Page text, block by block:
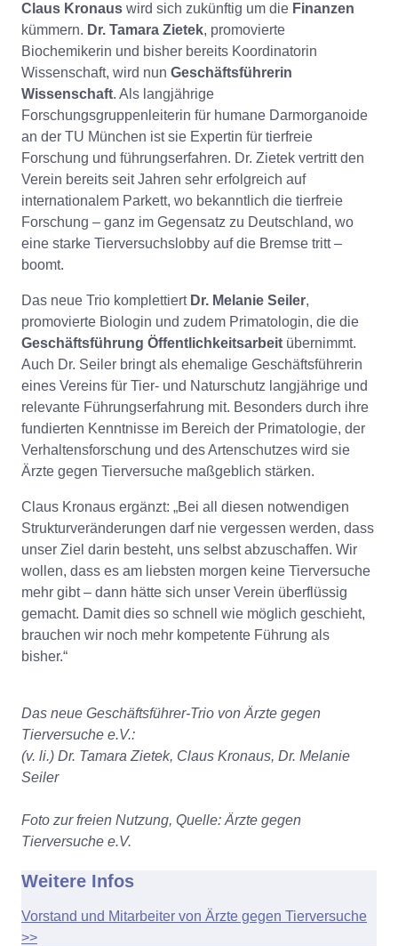
Claus Kronaus wird sich zukünftig um die Finanzen
kümmern. Dr. Tamara Zietek, promovierte
Biochemikerin und bisher bereits Koordinatorin
Wissenschaft, wird nun Geschäftsführerin
Wissenschaft. Als langjährige
Forschungsgruppenleiterin für humane Darmorganoide
an der TU München ist sie Expertin für tierfreie
Forschung und führungserfahren. Dr. Zietek vertritt den
Verein bereits seit Jahren sehr erfolgreich auf
internationalem Parkett, wo bekanntlich die tierfreie
Forschung – ganz im Gegensatz zu Deutschland, wo
eine starke Tierversuchslobby auf die Bremse tritt –
boomt.
Das neue Trio komplettiert Dr. Melanie Seiler,
promovierte Biologin und zudem Primatologin, die die
Geschäftsführung Öffentlichkeitsarbeit übernimmt.
Auch Dr. Seiler bringt als ehemalige Geschäftsführerin
eines Vereins für Tier- und Naturschutz langjährige und
relevante Führungserfahrung mit. Besonders durch ihre
fundierten Kenntnisse im Bereich der Primatologie, der
Verhaltensforschung und des Artenschutzes wird sie
Ärzte gegen Tierversuche maßgeblich stärken.
Claus Kronaus ergänzt: „Bei all diesen notwendigen
Strukturveränderungen darf nie vergessen werden, dass
unser Ziel darin besteht, uns selbst abzuschaffen. Wir
wollen, dass es am liebsten morgen keine Tierversuche
mehr gibt – dann hätte sich unser Verein überflüssig
gemacht. Damit dies so schnell wie möglich geschieht,
brauchen wir noch mehr kompetente Führung als
bisher.“
Das neue Geschäftsführer-Trio von Ärzte gegen
Tierversuche e.V.:
(v. li.) Dr. Tamara Zietek, Claus Kronaus, Dr. Melanie
Seiler
Foto zur freien Nutzung, Quelle: Ärzte gegen
Tierversuche e.V.
Weitere Infos
Vorstand und Mitarbeiter von Ärzte gegen Tierversuche
>>